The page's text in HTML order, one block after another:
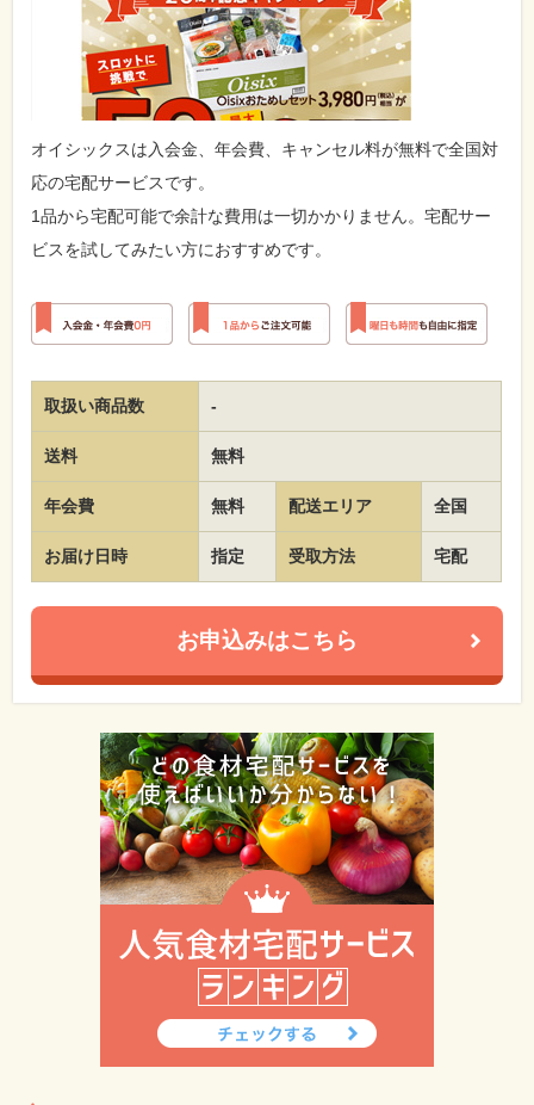
オイシックスは入会金、年会費、キャンセル料が無料で全国対
応の宅配サービスです。
1品から宅配可能で余計な費用は一切かかりません。宅配サー
ビスを試してみたい方におすすめです。
取扱い商品数 -
送料 無料
年会費 無料 配送エリア 全国
お届け日時 指定 受取方法 宅配
お申込みはこちら